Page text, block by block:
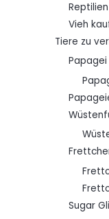
Vieh
Tiere zu
Sugar